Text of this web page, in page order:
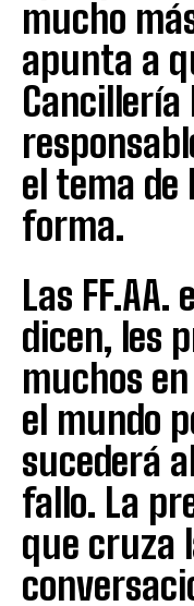
mucho
apunta a
Cancillería
el tema de
forma.
Las
dicen, les
muchos
el mundo
sucederá
fallo. La
que cruza